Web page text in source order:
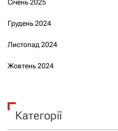
Січень 2025
Грудень 2024
Листопад 2024
Жовтень 2024
Категорії